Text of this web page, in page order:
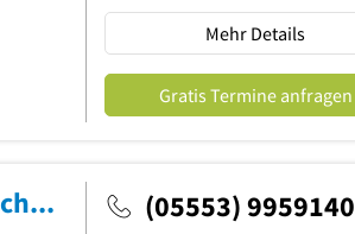
Mehr Details
Gratis Termine anfragen
Praxis für angewandte Naturheilverfahren und Psychotherapie (05553) 9959140